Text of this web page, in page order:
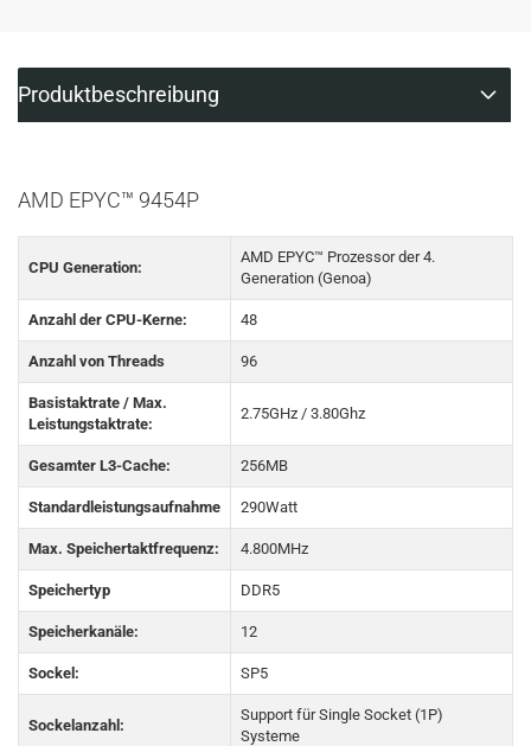
Produktbeschreibung
AMD EPYC™ 9454P
CPU Generation:
AMD EPYC™ Prozessor der 4.
Generation (Genoa)
Anzahl der CPU-Kerne: 48
Anzahl von Threads 96
Basistaktrate / Max.
Leistungstaktrate:
2.75GHz / 3.80Ghz
Gesamter L3-Cache: 256MB
Standardleistungsaufnahme 290Watt
Max. Speichertaktfrequenz: 4.800MHz
Speichertyp DDR5
Speicherkanäle: 12
Sockel: SP5
Sockelanzahl:
Support für Single Socket (1P)
Systeme